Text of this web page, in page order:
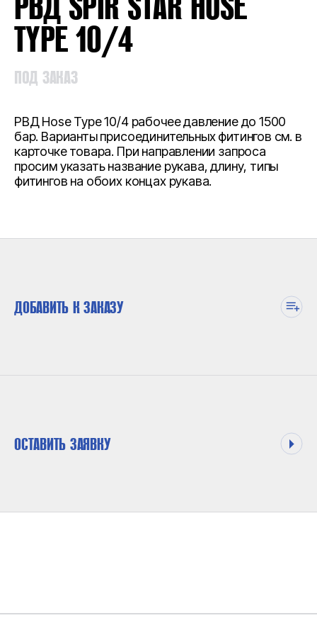
TYPE 10/4
ПОД ЗАКАЗ
РВД Hose Type 10/4 рабочее давление до 1500
бар. Варианты присоединительных фитингов см. в
карточке товара. При направлении запроса
просим указать название рукава, длину, типы
фитингов на обоих концах рукава.
ДОБАВИТЬ К ЗАКАЗУ
ОСТАВИТЬ ЗАЯВКУ